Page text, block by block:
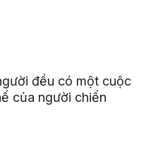
đều có một cuộc
của người chiến